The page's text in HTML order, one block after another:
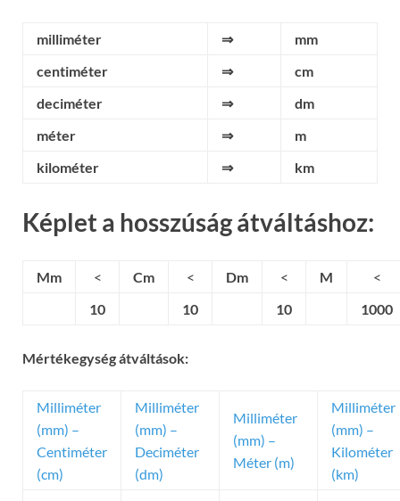
milliméter ⇒
mm
centiméter
⇒
cm
deciméter
⇒
dm
méter
⇒
m
kilométer
⇒ km
Képlet a hosszúság átváltáshoz:
Mm < Cm < Dm < M
<
10
10 10 1000
Mértékegység átváltások:
Milliméter
(mm) –
Centiméter
(cm)
Milliméter
(mm) –
Deciméter
(dm)
Milliméter
(mm) –
Méter (m)
Milliméter
(mm) –
Kilométer
(km)